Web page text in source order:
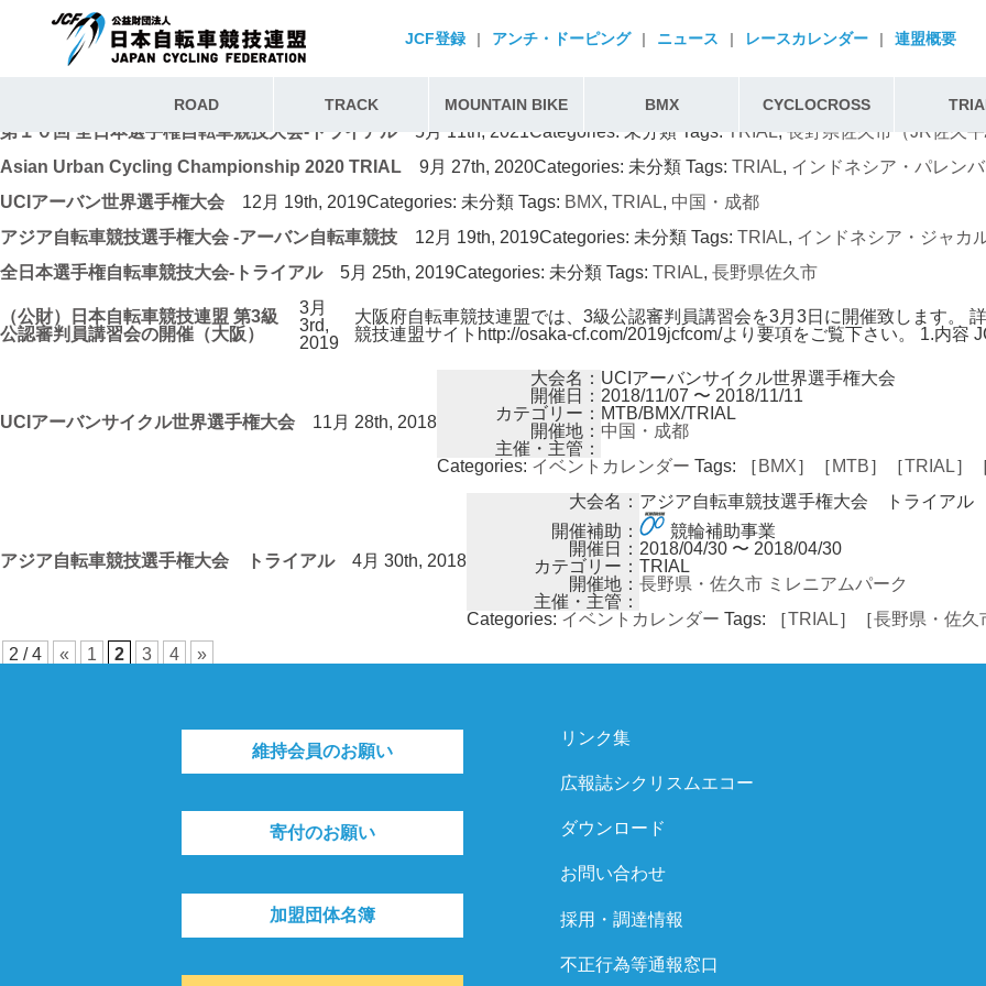
JCF登録 | アンチ・ドーピング | ニュース | レースカレンダー | 連盟概要
ROAD TRACK MOUNTAIN BIKE BMX CYCLOCROSS
Posts Tagged ‘TRIAL’
全日本選手権自転車競技大会－トラ
【実施要項】 【エントリーリスト】 【リザルト】 写真14枚（写真提供
全日本選手権自転車競技大会－トライアル
6月 2nd, 2022Categories:未分類 Tags:TRIAL 長野県・佐久市,長野県・小諸市
第１０回 全日本選手権自転車競技大会-トライアル
5月 11th, 2021Categories: 未分類 Tags: TRIAL, 長野県佐久市（JR佐久
Asian Urban Cycling Championship 2020 TRIAL
9月 27th, 2020Categories: 未分類 Tags: TRIAL, インドネシア・パレン
UCIアーバン世界選手権大会
12月 19th, 2019Categories: 未分類 Tags: BMX, TRIAL, 中国・成都
アジア自転車競技選手権大会 -アーバン自転車競技
12月 19th, 2019Categories: 未分類 Tags: TRIAL, インドネシア・ジャカ
全日本選手権自転車競技大会-トライアル
5月 25th, 2019Categories: 未分類 Tags: TRIAL, 長野県佐久市
（公財）日本自転車競技連盟 第3級
公認審判員講習会の開催（大阪）
3月
3rd,
2019
大阪府自転車競技連盟では、3級公認審判員講習会を3月3日に開催致します。
競技連盟サイトhttp://osaka-cf.com/2019jcfcom/より要項をご覧下さい。 1.内容
UCIアーバンサイクル世界選手権大会 11月 28th, 2018
大会名： UCIアーバンサイクル世界選手権大会
開催日： 2018/11/07 〜 2018/11/11
カテゴリー： MTB/BMX/TRIAL
開催地： 中国・成都
主催・主管：
Categories: イベントカレンダー Tags: ［ BMX］［ MTB］［TRIAL］
アジア自転車競技選手権大会 トライアル 4月 30th, 2018
大会名： アジア自転車競技選手権大会 トライアル
開催補助：
競輪補助事業
開催日： 2018/04/30 〜 2018/04/30
カテゴリー： TRIAL
開催地： 長野県・佐久市 ミレニアムパーク
主催・主管：
Categories: イベントカレンダー Tags: ［TRIAL］［長野県・佐久
2 / 4
« 1 2 3 4 »
維持会員のお願い
寄付のお願い
加盟団体名簿
リンク集
広報誌シクリスムエコー
ダウンロード
お問い合わせ
採用・調達情報
不正行為等通報窓口